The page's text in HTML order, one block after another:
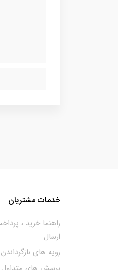
خدمات مشتریان
راهنما خرید ،
ارسال
رویه های بازگرداندن